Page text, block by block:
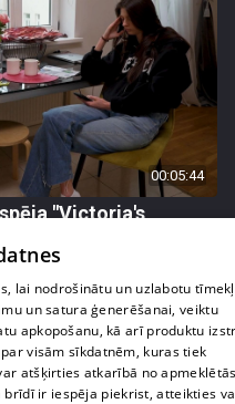
00:05:44
"Victoria's
lai nodrošinātu un uzlabotu
un satura ģenerēšanai, veiktu
apkopošanu, kā arī produktu
visām sīkdatnēm, kuras tiek
atšķirties atkarībā no
ir iespēja piekrist, atteikties